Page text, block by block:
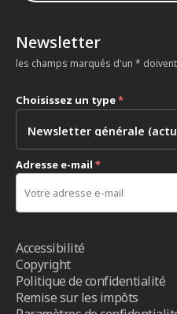
Newsletter
les champs marqués d'un *
Choisissez un type*
Adresse e-mail *
Accessibilité
Copyright
Politique de confidentialité
Remise sur les impôts